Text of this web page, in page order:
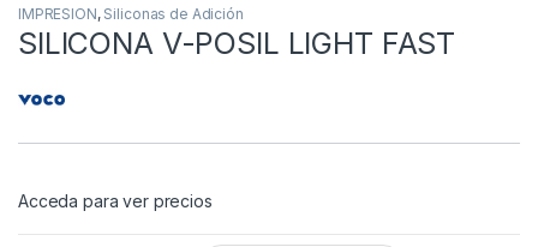
IMPRESION, Siliconas de Adición
SILICONA V-POSIL LIGHT FAST
Acceda para ver precios